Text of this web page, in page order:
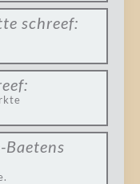
schreef: